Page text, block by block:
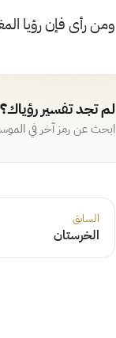
ومن رأى فإن رؤيا
لم تجد تفسير رؤياك؟
ابحث عن رمز آخر في
السابق
الخرستان